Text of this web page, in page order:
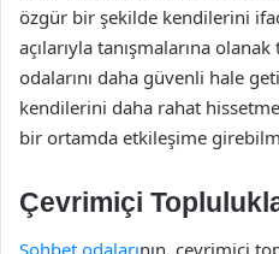
özgür bir şekilde kendilerini
açılarıyla tanışmalarına
odalarını daha güvenli hale
kendilerini daha rahat
bir ortamda etkileşime
Çevrimiçi
Sohbet odalarının, çevrimiçi